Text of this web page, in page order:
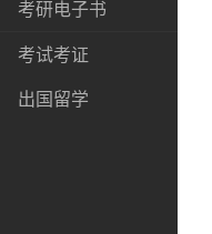
考研电子书
考试考证
出国留学